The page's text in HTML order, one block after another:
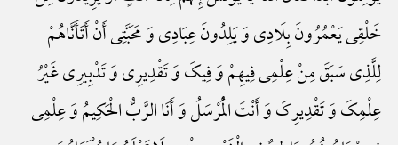
خَلْقِی یَعْمُرُونَ بِلَادِی وَ یَلِدُونَ عِبَادِی وَ مَحَبَّتِی أَنْ أَتَأَنَّاهُمْ
لِلَّذِی سَبَقَ مِنْ عِلْمِی فِیهِمْ وَ فِیکَ وَ تَقْدِیرِی وَ تَدْبِیرِی غَیْرُ
عِلْمِکَ وَ تَقْدِیرِکَ وَ أَنْتَ الْمُرْسَلُ وَ أَنَا الرَّبُّ الْحَکِیمُ وَ عِلْمِی